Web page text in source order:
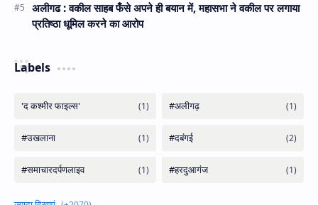
अलीगढ : वकील साहब फँसे अपने ही बयान में, महासभा ने वकील पर लगाया
प्रतिष्ठा धूमिल करने का आरोप
Labels